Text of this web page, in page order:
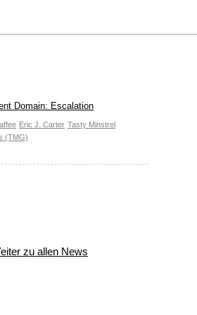
Domain: Escalation
Eric J. Carter Tasty Minstrel
(TMG)
zu allen News